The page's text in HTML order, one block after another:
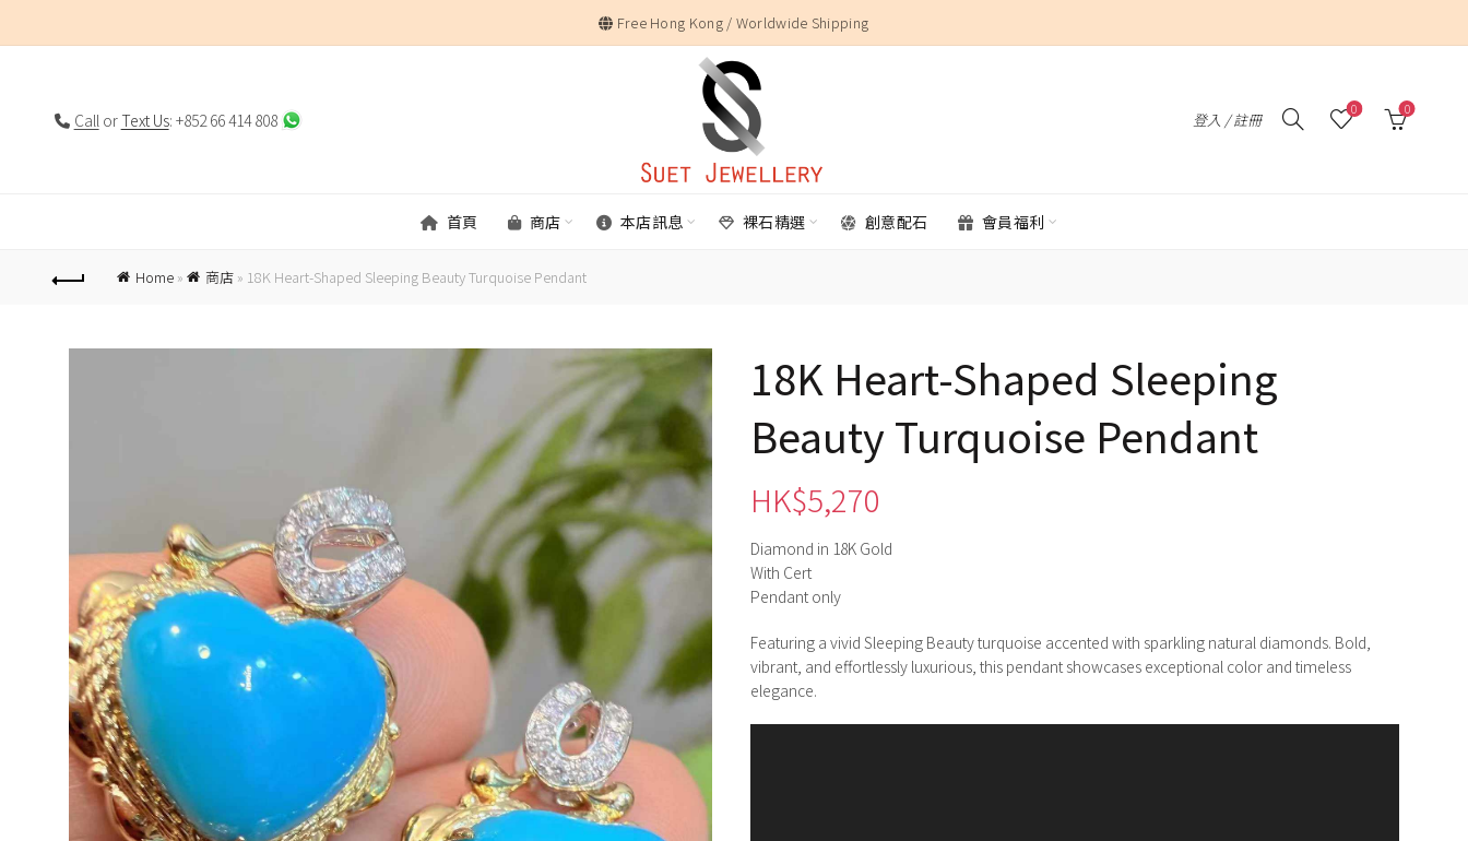
Free Hong Kong / Worldwide Shipping
Callor Text Us: +852 66 414 808 登入 / 註冊
0 0
首頁 商店 本店訊息 裸石精選 創意配石 會員福利
Home» 商店» 18K Heart-Shaped Sleeping Beauty Turquoise Pendant
18K Heart-Shaped Sleeping
Beauty Turquoise Pendant
HK$5,270
Diamond in 18K Gold
With Cert
Pendant only
Featuring a vivid Sleeping Beauty turquoise accented with sparkling natural diamonds. Bold,
vibrant, and effortlessly luxurious, this pendant showcases exceptional color and timeless
elegance.